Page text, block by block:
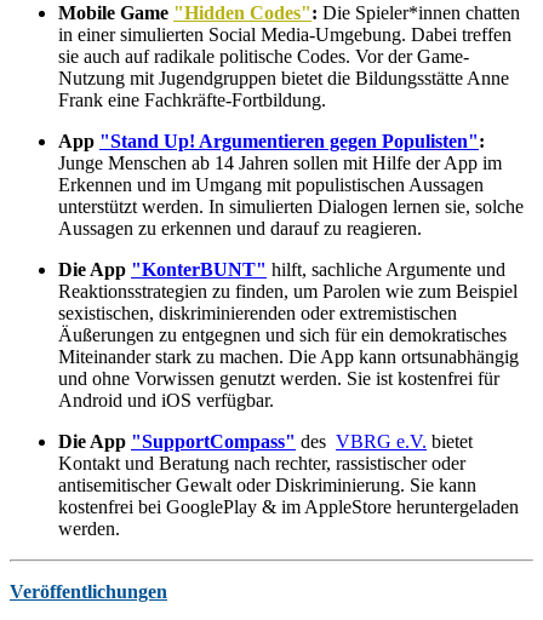
Mobile Game "Hidden Codes": Die Spieler*innen chatten
in einer simulierten Social Media-Umgebung. Dabei treffen
sie auch auf radikale politische Codes. Vor der Game-
Nutzung mit Jugendgruppen bietet die Bildungsstätte Anne
Frank eine Fachkräfte-Fortbildung.
App "Stand Up! Argumentieren gegen Populisten":
Junge Menschen ab 14 Jahren sollen mit Hilfe der App im
Erkennen und im Umgang mit populistischen Aussagen
unterstützt werden. In simulierten Dialogen lernen sie, solche
Aussagen zu erkennen und darauf zu reagieren.
Die App "KonterBUNT" hilft, sachliche Argumente und
Reaktionsstrategien zu finden, um Parolen wie zum Beispiel
sexistischen, diskriminierenden oder extremistischen
Äußerungen zu entgegnen und sich für ein demokratisches
Miteinander stark zu machen. Die App kann ortsunabhängig
und ohne Vorwissen genutzt werden. Sie ist kostenfrei für
Android und iOS verfügbar.
Die App "SupportCompass" des VBRG e.V. bietet
Kontakt und Beratung nach rechter, rassistischer oder
antisemitischer Gewalt oder Diskriminierung. Sie kann
kostenfrei bei GooglePlay & im AppleStore heruntergeladen
werden.
Veröffentlichungen